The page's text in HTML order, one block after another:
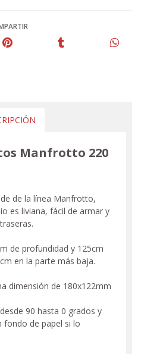
Manfrotto 220
de la línea Manfrotto,
es liviana, fácil de armar y
de profundidad y 125cm
en la parte más baja.
dimensión de 180x122mm
90 hasta 0 grados y
fondo de papel si lo